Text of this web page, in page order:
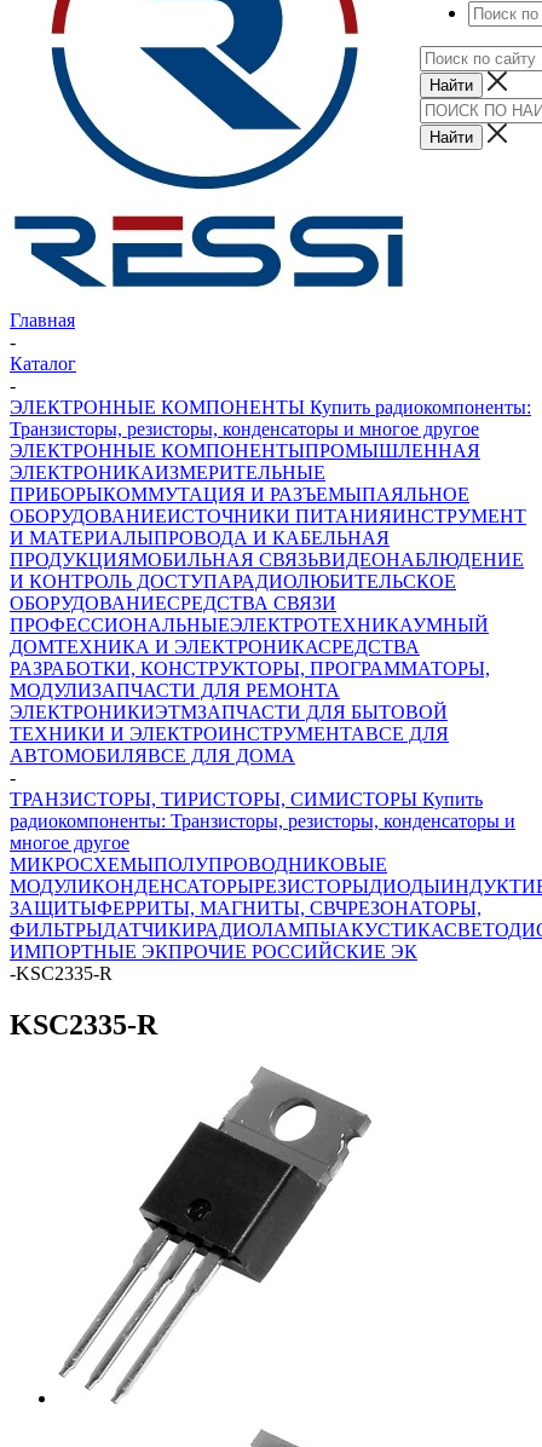
Главная
-
Каталог
-
ЭЛЕКТРОННЫЕ КОМПОНЕНТЫ Купить радиокомпоненты:
Транзисторы, резисторы, конденсаторы и многое другое
ЭЛЕКТРОННЫЕ КОМПОНЕНТЫПРОМЫШЛЕННАЯ
ЭЛЕКТРОНИКАИЗМЕРИТЕЛЬНЫЕ
ПРИБОРЫКОММУТАЦИЯ И РАЗЪЕМЫПАЯЛЬНОЕ
ОБОРУДОВАНИЕИСТОЧНИКИ ПИТАНИЯИНСТРУМЕНТ
И МАТЕРИАЛЫПРОВОДА И КАБЕЛЬНАЯ
ПРОДУКЦИЯМОБИЛЬНАЯ СВЯЗЬВИДЕОНАБЛЮДЕНИЕ
И КОНТРОЛЬ ДОСТУПАРАДИОЛЮБИТЕЛЬСКОЕ
ОБОРУДОВАНИЕСРЕДСТВА СВЯЗИ
ПРОФЕССИОНАЛЬНЫЕЭЛЕКТРОТЕХНИКАУМНЫЙ
ДОМТЕХНИКА И ЭЛЕКТРОНИКАСРЕДСТВА
РАЗРАБОТКИ, КОНСТРУКТОРЫ, ПРОГРАММАТОРЫ,
МОДУЛИЗАПЧАСТИ ДЛЯ РЕМОНТА
ЭЛЕКТРОНИКИЭТМЗАПЧАСТИ ДЛЯ БЫТОВОЙ
ТЕХНИКИ И ЭЛЕКТРОИНСТРУМЕНТАВСЕ ДЛЯ
АВТОМОБИЛЯВСЕ ДЛЯ ДОМА
-
ТРАНЗИСТОРЫ, ТИРИСТОРЫ, СИМИСТОРЫ Купить
радиокомпоненты: Транзисторы, резисторы, конденсаторы и
многое другое
МИКРОСХЕМЫПОЛУПРОВОДНИКОВЫЕ
МОДУЛИКОНДЕНСАТОРЫРЕЗИСТОРЫДИОДЫ
ЗАЩИТЫФЕРРИТЫ, МАГНИТЫ, СВЧРЕЗОНАТОРЫ,
ФИЛЬТРЫДАТЧИКИРАДИОЛАМПЫАКУСТИКА
ИМПОРТНЫЕ ЭКПРОЧИЕ РОССИЙСКИЕ ЭК
-KSC2335-R
KSC2335-R